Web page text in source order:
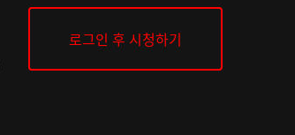
로그인 후 시청하기